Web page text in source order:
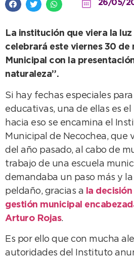
26/05/
La institución que viera la luz
celebrará este viernes 30 de
Municipal con la
naturaleza”.
Si hay fechas especiales
educativas, una de ellas es
hacia eso se encamina el
Municipal de Necochea, que
del año pasado, al cabo de
trabajo de una escuela
demandaba un paso más y
peldaño, gracias a
la
gestión municipal
Arturo Rojas.
Es por ello que con mucha
autoridades del Instituto